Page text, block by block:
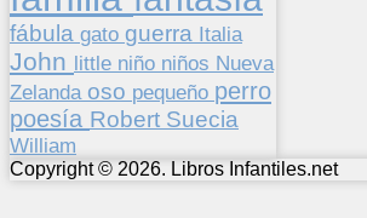
fábula gato guerra Italia
John little niño niños Nueva
Zelanda oso pequeño perro
poesía Robert Suecia
William
Copyright © 2026. Libros Infantiles.net